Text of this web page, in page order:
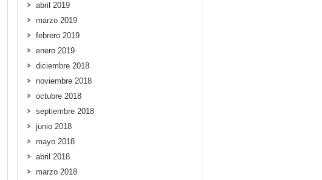
abril 2019
marzo 2019
febrero 2019
enero 2019
diciembre 2018
noviembre 2018
octubre 2018
septiembre 2018
junio 2018
mayo 2018
abril 2018
marzo 2018